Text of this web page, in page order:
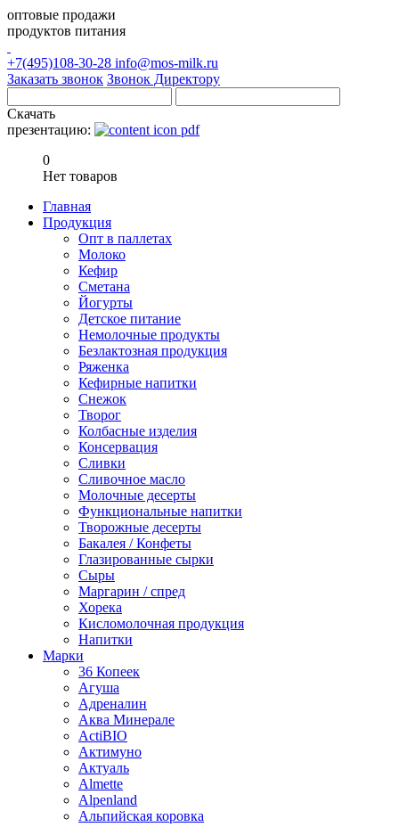
оптовые продажи
продуктов питания
+7(495)108-30-28 info@mos-milk.ru
Заказать звонок Звонок Директору
Скачать
презентацию:
0
Нет товаров
Главная
Продукция
Опт в паллетах
Молоко
Кефир
Сметана
Йогурты
Детское питание
Немолочные продукты
Безлактозная продукция
Ряженка
Кефирные напитки
Снежок
Творог
Колбасные изделия
Консервация
Сливки
Сливочное масло
Молочные десерты
Функциональные напитки
Творожные десерты
Бакалея / Конфеты
Глазированные сырки
Сыры
Маргарин / спред
Хорека
Кисломолочная продукция
Напитки
Марки
36 Копеек
Агуша
Адреналин
Аква Минерале
ActiBIO
Актимуно
Актуаль
Almette
Alpenland
Альпийская коровка